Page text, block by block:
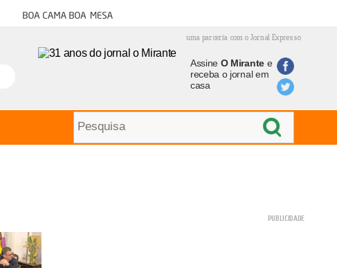
Boa cama boa mesa
uma parceria com o Jornal Expresso
Assine O Mirantee
receba o jornal em
casa